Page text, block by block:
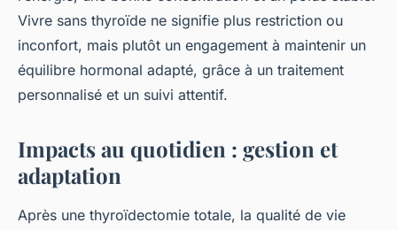
Vivre sans thyroïde ne signifie plus restriction ou
inconfort, mais plutôt un engagement à maintenir un
équilibre hormonal adapté, grâce à un traitement
personnalisé et un suivi attentif.
Impacts au quotidien : gestion et
adaptation
Après une thyroïdectomie totale, la qualité de vie